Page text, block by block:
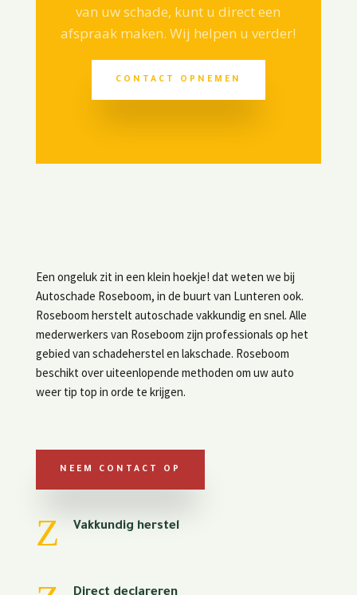
van uw schade, kunt u direct een
afspraak maken. Wij helpen u verder!
CONTACT OPNEMEN
Een ongeluk zit in een klein hoekje! dat weten we bij
Autoschade Roseboom, in de buurt van Lunteren ook.
Roseboom herstelt autoschade vakkundig en snel. Alle
mederwerkers van Roseboom zijn professionals op het
gebied van schadeherstel en lakschade. Roseboom
beschikt over uiteenlopende methoden om uw auto
weer tip top in orde te krijgen.
NEEM CONTACT OP
Z Vakkundig herstel